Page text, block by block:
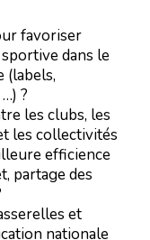
favoriser
sportive dans le
(labels,
?
les clubs, les
les collectivités
efficience
partage des
et
nationale